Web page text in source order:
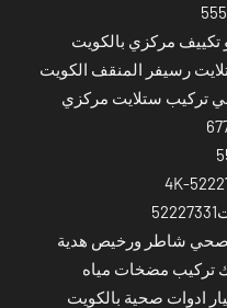
تكييف مركزي بالكويت
رسيفر المنقف الكويت
تركيب ستلايت مركزي
صحي شاطر ورخيص هدية
تركيب مضخات مياه
ادوات صحية بالكويت